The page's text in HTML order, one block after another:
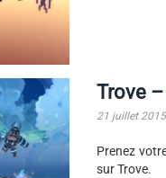
Trove
21 juillet 2015
Prenez
sur Trove.